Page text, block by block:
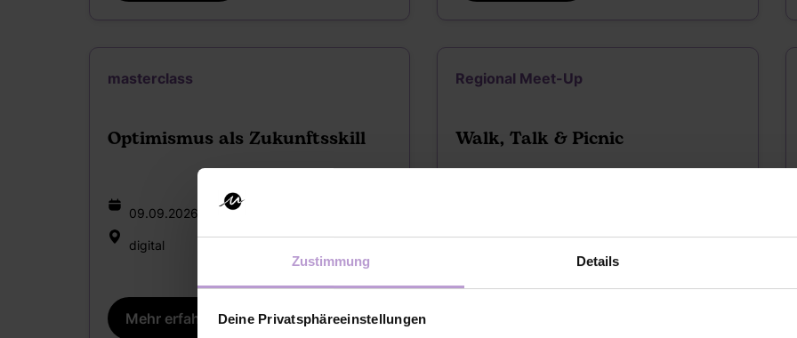
Zustimmung Details
Deine Privatsphäreeinstellungen
masterclass
Optimismus als Zukunftsskill
09.09.2026 | 08:00 - 09:00
digital
Mehr erfahren
Regional Meet-Up
Walk, Talk & Picnic